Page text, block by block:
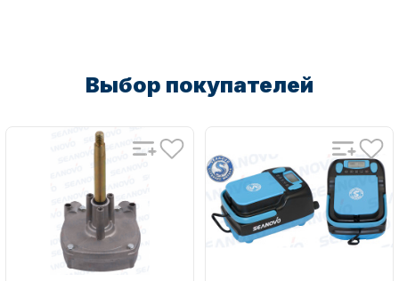
Аксессуары для лодок и
Выбор покупателей